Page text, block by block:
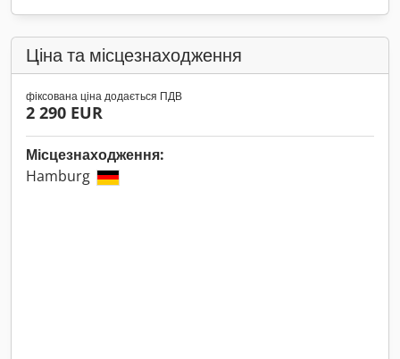
Ціна та місцезнаходження
фіксована ціна додається ПДВ
2 290 EUR
Місцезнаходження:
Hamburg